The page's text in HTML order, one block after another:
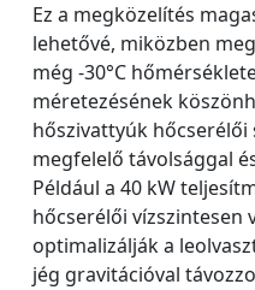
Ez a megközelítés
lehetővé, miközben
még -30°C
méretezésének
hőszivattyúk hőcserélői
megfelelő távolsággal
Például a 40 kW
hőcserélői vízszintesen
optimalizálják a
jég gravitációval